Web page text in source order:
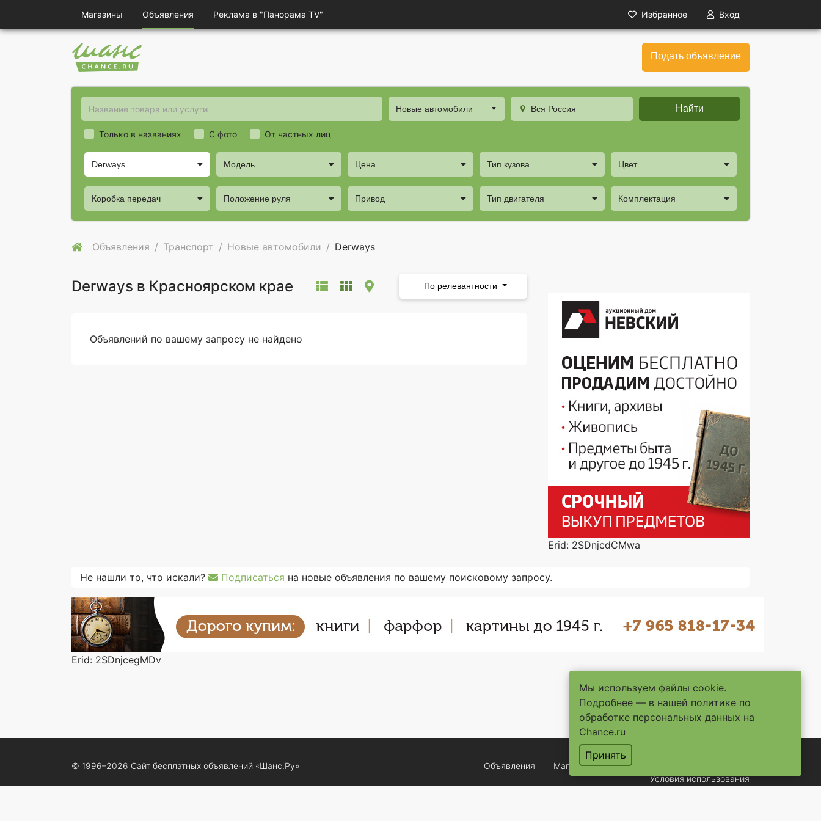
Магазины Объявления Реклама в "Панорама TV" Избранное Вход
Подать объявление
Новые автомобили Вся Россия Найти
Только в названиях
Derways Модель Цена Тип кузова Цвет
Коробка передач Положение руля Привод Тип двигателя Комплектация
С фото От частных лиц
Объявления Транспорт Новые автомобили Derways
Derways в Красноярском крае По релевантности
Объявлений по вашему запросу не найдено
Erid: 2SDnjcdCMwa
Не нашли то, что искали? Подписаться на новые объявления по вашему поисковому запросу.
Erid: 2SDnjcegMDv
Мы используем файлы cookie.
Подробнее — в нашей политике по
обработке персональных данных на
Chance.ru
Принять
© 1996–2026 Сайт бесплатных объявлений «Шанс.Ру» Объявления Магазины Услуги
Условия использования